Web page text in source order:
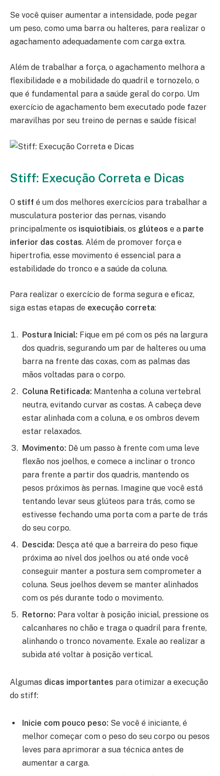
Se você quiser aumentar a intensidade, pode pegar
um peso, como uma barra ou halteres, para realizar o
agachamento adequadamente com carga extra.
Além de trabalhar a força, o agachamento melhora a
flexibilidade e a mobilidade do quadril e tornozelo, o
que é fundamental para a saúde geral do corpo. Um
exercício de agachamento bem executado pode fazer
maravilhas por seu treino de pernas e saúde física!
Stiff: Execução Correta e Dicas
O stiff é um dos melhores exercícios para trabalhar a
musculatura posterior das pernas, visando
principalmente os isquiotibiais, os glúteos e a parte
inferior das costas. Além de promover força e
hipertrofia, esse movimento é essencial para a
estabilidade do tronco e a saúde da coluna.
Para realizar o exercício de forma segura e eficaz,
siga estas etapas de execução correta:
Postura Inicial: Fique em pé com os pés na largura
dos quadris, segurando um par de halteres ou uma
barra na frente das coxas, com as palmas das
mãos voltadas para o corpo.
Coluna Retificada: Mantenha a coluna vertebral
neutra, evitando curvar as costas. A cabeça deve
estar alinhada com a coluna, e os ombros devem
estar relaxados.
Movimento: Dê um passo à frente com uma leve
flexão nos joelhos, e comece a inclinar o tronco
para frente a partir dos quadris, mantendo os
pesos próximos às pernas. Imagine que você está
tentando levar seus glúteos para trás, como se
estivesse fechando uma porta com a parte de trás
do seu corpo.
Descida: Desça até que a barreira do peso fique
próxima ao nível dos joelhos ou até onde você
conseguir manter a postura sem comprometer a
coluna. Seus joelhos devem se manter alinhados
com os pés durante todo o movimento.
Retorno: Para voltar à posição inicial, pressione os
calcanhares no chão e traga o quadril para frente,
alinhando o tronco novamente. Exale ao realizar a
subida até voltar à posição vertical.
Algumas dicas importantes para otimizar a execução
do stiff:
Inicie com pouco peso: Se você é iniciante, é
melhor começar com o peso do seu corpo ou pesos
leves para aprimorar a sua técnica antes de
aumentar a carga.